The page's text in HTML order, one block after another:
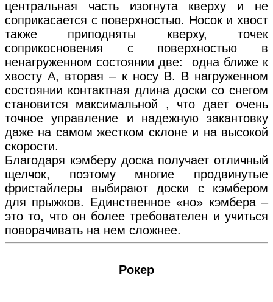
центральная часть изогнута кверху и не
соприкасается с поверхностью. Носок и хвост
также приподняты кверху, точек
соприкосновения с поверхностью в
ненагруженном состоянии две: одна ближе к
хвосту А, вторая – к носу В. В нагруженном
состоянии контактная длина доски со снегом
становится максимальной , что дает очень
точное управление и надежную закантовку
даже на самом жестком склоне и на высокой
скорости.
Благодаря кэмберу доска получает отличный
щелчок, поэтому многие продвинутые
фристайлеры выбирают доски с кэмбером
для прыжков. Единственное «но» кэмбера –
это то, что он более требователен и учиться
поворачивать на нем сложнее.
Рокер